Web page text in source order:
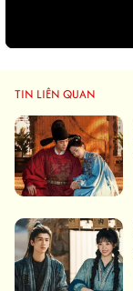
TIN LIÊN QUAN